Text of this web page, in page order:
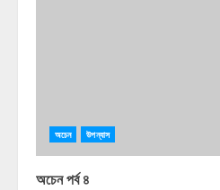
অচেন উপন্যাস
অচেন পর্ব ৪